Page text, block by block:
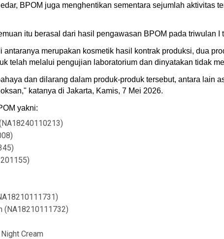
BPOM juga menghentikan sementara sejumlah aktivitas
itu berasal dari hasil pengawasan BPOM pada triwulan I
antaranya merupakan kosmetik hasil kontrak produksi, dua
telah melalui pengujian laboratorium dan dinyatakan tidak
dan dilarang dalam produk-produk tersebut, antara lain
katanya di Jakarta, Kamis, 7 Mei 2026.
yakni:
(NA18210111732)
Cream